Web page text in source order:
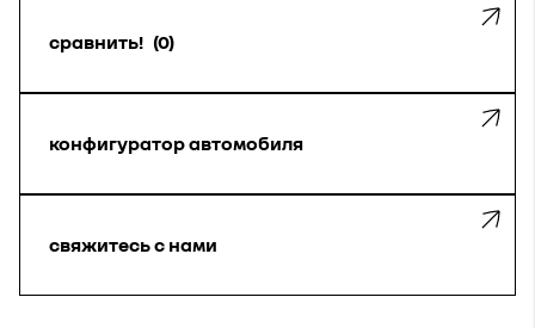
сравнить! 0
конфигуратор автомобиля
свяжитесь с нами